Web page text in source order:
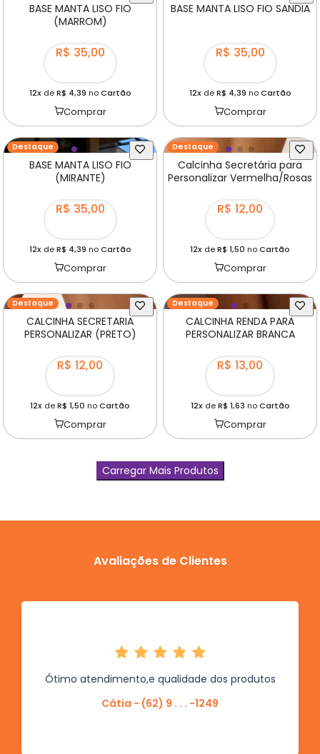
BASE MANTA LISO FIO
(MARROM)
R$ 35,00
12xdeR$ 4,39 noCartão
Comprar
BASE MANTA LISO FIO SANDIA
R$ 35,00
12xdeR$ 4,39 noCartão
Comprar
Destaque
BASE MANTA LISO FIO
(MIRANTE)
R$ 35,00
12xdeR$ 4,39 noCartão
Comprar
Destaque
Calcinha Secretária para
Personalizar Vermelha/Rosas
R$ 12,00
12x deR$ 1,50 noCartão
Comprar
Destaque
CALCINHA SECRETARIA
PERSONALIZAR (PRETO)
R$ 12,00
12x deR$ 1,50 noCartão
Comprar
Destaque
CALCINHA RENDA PARA
PERSONALIZAR BRANCA
R$ 13,00
12xdeR$ 1,63 noCartão
Comprar
Carregar Mais Produtos
Avaliações de Clientes
Ótimo atendimento,e qualidade dos produtos
Cátia - (62) 9 . . . -1249